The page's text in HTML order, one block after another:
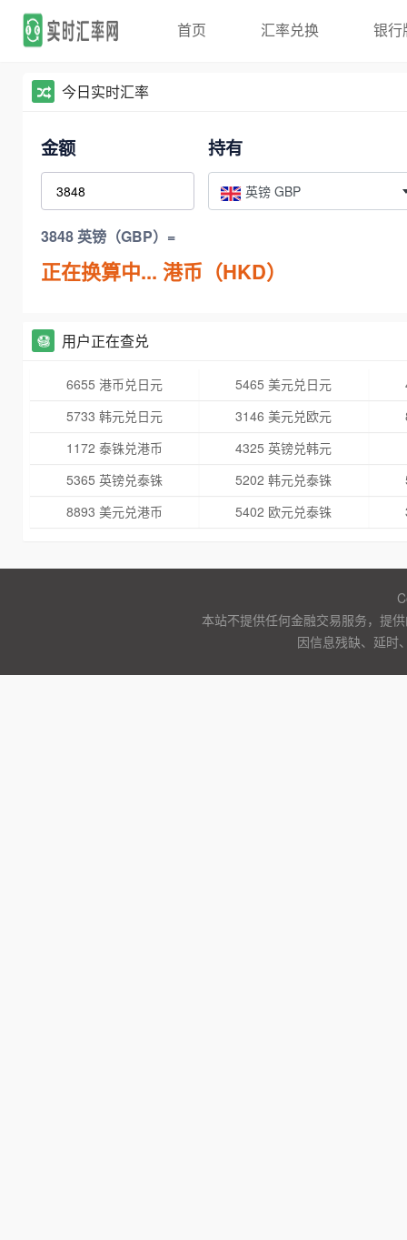
首页 汇率兑换 银行
今日实时汇率
金额 持有
英镑 GBP
3848 英镑（GBP）=
正在换算中... 港币（HKD）
用户正在查兑
6655 港币兑日元 5465 美元兑日元
5733 韩元兑日元
3146 美元兑欧元
1172 泰铢兑港币
4325 英镑兑韩元
5365 英镑兑泰铢
5202 韩元兑泰铢
8893 美元兑港币
5402 欧元兑泰铢
本站不提供任何金融交易服务，提
因信息残缺、延时